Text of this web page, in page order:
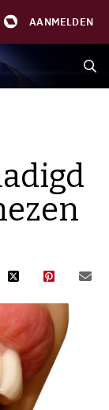
AANMELDEN